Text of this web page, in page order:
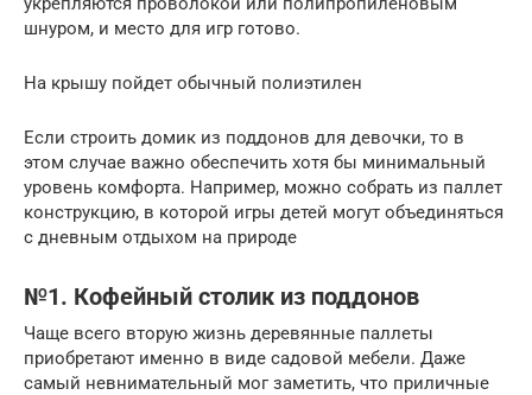
шнуром, и место для игр готово.
На крышу пойдет обычный полиэтилен
Если строить домик из поддонов для девочки, то в
этом случае важно обеспечить хотя бы минимальный
уровень комфорта. Например, можно собрать из паллет
конструкцию, в которой игры детей могут объединяться
с дневным отдыхом на природе
№1. Кофейный столик из поддонов
Чаще всего вторую жизнь деревянные паллеты
приобретают именно в виде садовой мебели. Даже
самый невнимательный мог заметить, что приличные